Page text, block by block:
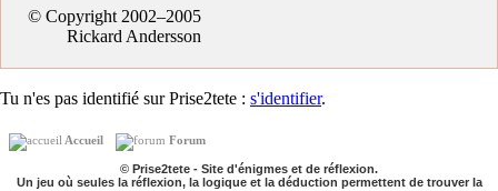
© Copyright 2002–2005
Rickard Andersson
Tu n'es pas identifié sur Prise2tete : s'identifier.
Accueil Forum
© Prise2tete - Site d'énigmes et de réflexion.
Un jeu où seules la réflexion, la logique et la déduction permettent de trouver la